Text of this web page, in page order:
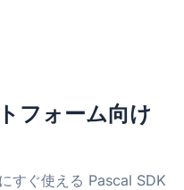
フォーム向け
すぐ使える Pascal SDK